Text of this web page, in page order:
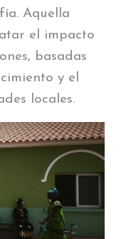
Aquella
el impacto
basadas
y el
locales.